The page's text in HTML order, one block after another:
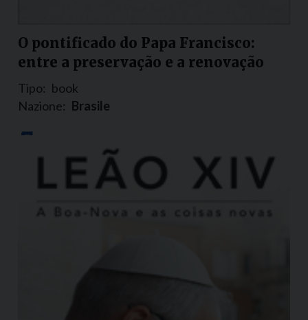
O pontificado do Papa Francisco:
entre a preservação e a renovação
Tipo: book
Nazione: Brasile